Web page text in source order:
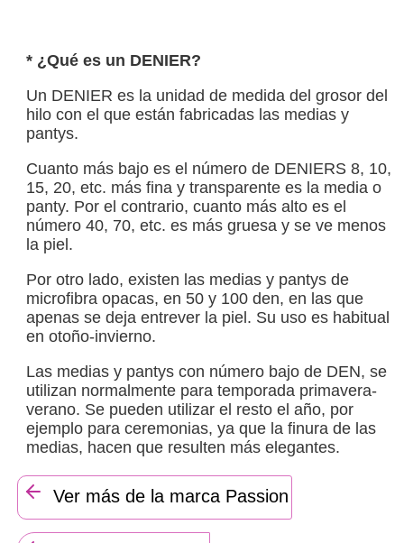
* ¿Qué es un DENIER?
Un DENIER es la unidad de medida del grosor del
hilo con el que están fabricadas las medias y
pantys.
Cuanto más bajo es el número de DENIERS 8, 10,
15, 20, etc. más fina y transparente es la media o
panty. Por el contrario, cuanto más alto es el
número 40, 70, etc. es más gruesa y se ve menos
la piel.
Por otro lado, existen las medias y pantys de
microfibra opacas, en 50 y 100 den, en las que
apenas se deja entrever la piel. Su uso es habitual
en otoño-invierno.
Las medias y pantys con número bajo de DEN, se
utilizan normalmente para temporada primavera-
verano. Se pueden utilizar el resto el año, por
ejemplo para ceremonias, ya que la finura de las
medias, hacen que resulten más elegantes.
Ver más de la marca Passion